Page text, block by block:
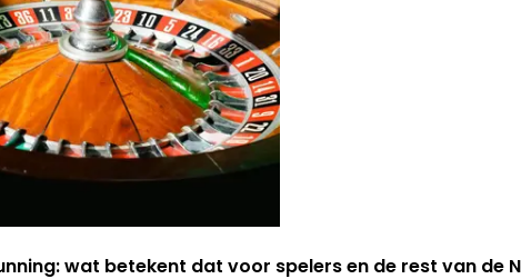
wat betekent dat voor spelers en de rest van de